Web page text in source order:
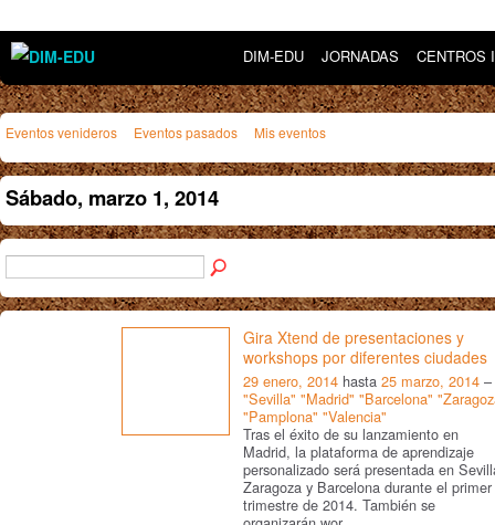
DIM-EDU JORNADAS CENTROS
Eventos venideros Eventos pasados Mis eventos
Sábado, marzo 1, 2014
Gira Xtend de presentaciones y
workshops por diferentes ciudades
29 enero, 2014 hasta 25 marzo, 2014 –
"Sevilla" "Madrid" "Barcelona"
"Pamplona" "Valencia"
Tras el éxito de su lanzamiento en
Madrid, la plataforma de aprendizaje
personalizado será presentada en
Zaragoza y Barcelona durante el primer
trimestre de 2014. También se